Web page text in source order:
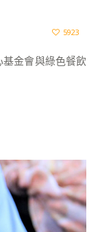
5923
金會與綠色餐飲